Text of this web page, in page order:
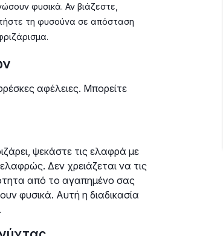
φυσικά. Αν βιάζεστε,
τη φυσούνα σε απόσταση
αφέλειες. Μπορείτε
ψεκάστε τις ελαφρά με
Δεν χρειάζεται να τις
από το αγαπημένο σας
φυσικά. Αυτή η διαδικασία